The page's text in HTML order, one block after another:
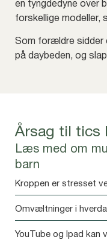
en tyngdedyne over
forskellige modeller,
Som forældre sidder
på daybeden, og
Årsag til tics
Læs med om
barn
Kroppen er stresset
Omvæltninger i
YouTube og Ipad kan